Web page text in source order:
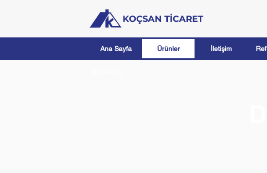
KOÇSAN TİCARET
Ana Sayfa Ürünler İletişim